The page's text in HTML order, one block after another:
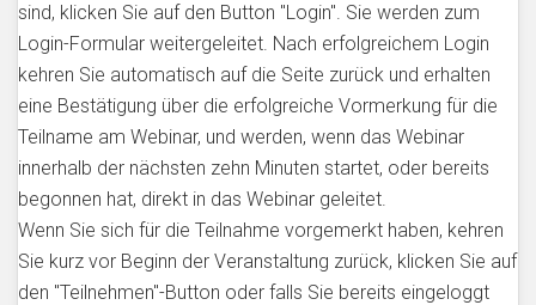
sind, klicken Sie auf den Button "Login". Sie werden zum
Login-Formular weitergeleitet. Nach erfolgreichem Login
kehren Sie automatisch auf die Seite zurück und erhalten
eine Bestätigung über die erfolgreiche Vormerkung für die
Teilname am Webinar, und werden, wenn das Webinar
innerhalb der nächsten zehn Minuten startet, oder bereits
begonnen hat, direkt in das Webinar geleitet.
Wenn Sie sich für die Teilnahme vorgemerkt haben, kehren
Sie kurz vor Beginn der Veranstaltung zurück, klicken Sie auf
den "Teilnehmen"-Button oder falls Sie bereits eingeloggt